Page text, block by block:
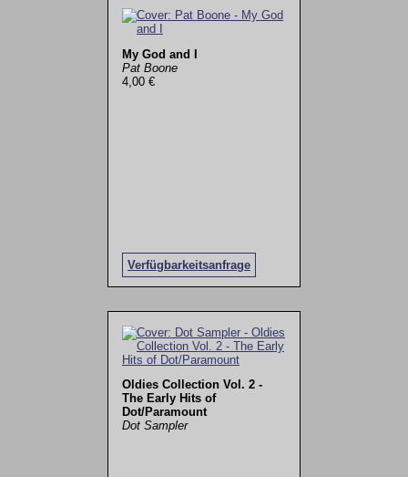
My God and I
Pat Boone
4,00 €
Verfügbarkeitsanfrage
Oldies Collection Vol. 2 -
The Early Hits of
Dot/Paramount
Dot Sampler